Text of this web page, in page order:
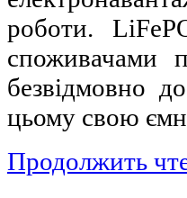
роботи.
споживачами
безвідмовно
цьому свою
Продолжить